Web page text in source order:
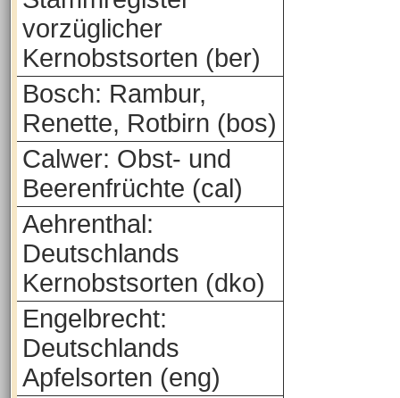
vorzüglicher
Kernobstsorten (ber)
Bosch: Rambur,
Renette, Rotbirn (bos)
Calwer: Obst- und
Beerenfrüchte (cal)
Aehrenthal:
Deutschlands
Kernobstsorten (dko)
Engelbrecht:
Deutschlands
Apfelsorten (eng)